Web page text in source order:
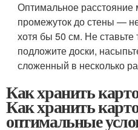
Оптимальное
промежуток до стены —
хотя бы 50 см. Не
подложите доски,
сложенный в несколько
Как хранить
Как хранить
оптимальные